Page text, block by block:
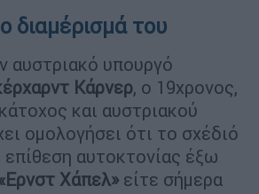
διαμέρισμά του
αυστριακό υπουργό
Κάρνερ, ο 19χρονος,
και αυστριακού
ομολογήσει ότι το σχέδιό
αυτοκτονίας έξω
Χάπελ» είτε σήμερα